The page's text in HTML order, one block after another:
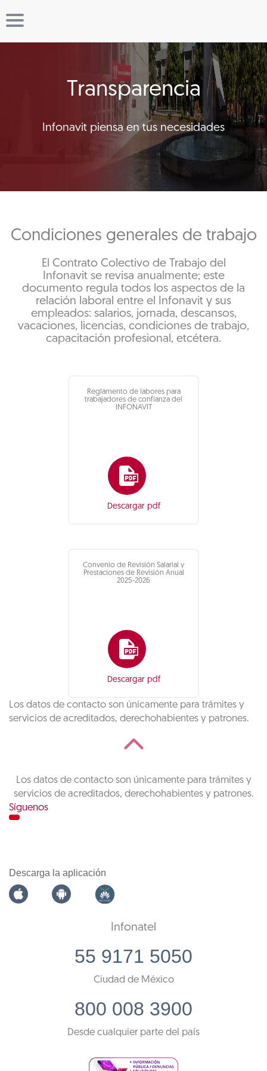
Transparencia
Infonavit piensa en tus necesidades
Condiciones generales de trabajo
El Contrato Colectivo de Trabajo del
Infonavit se revisa anualmente; este
documento regula todos los aspectos de la
relación laboral entre el Infonavit y sus
empleados: salarios, jornada, descansos,
vacaciones, licencias, condiciones de trabajo,
capacitación profesional, etcétera.
Reglamento de labores para
trabajadores de confianza del
INFONAVIT
Descargar pdf
Convenio de Revisión Salarial y
Prestaciones de Revisión Anual
2025-2026
Descargar pdf
Los datos de contacto son únicamente para trámites y
servicios de acreditados, derechohabientes y patrones.
Los datos de contacto son únicamente para trámites y
servicios de acreditados, derechohabientes y patrones.
Síguenos
Descarga la aplicación
Infonatel
55 9171 5050
Ciudad de México
800 008 3900
Desde cualquier parte del país